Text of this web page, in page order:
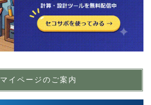
マイページのご案内